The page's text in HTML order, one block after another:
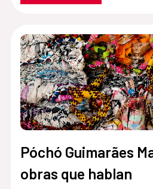
Póchó Guimarães
obras que hablan